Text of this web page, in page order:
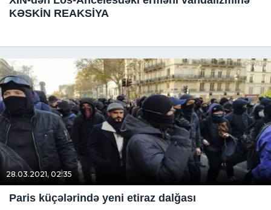
KƏSKİN REAKSİYA
28.03.2021, 02:35
Paris küçələrində yeni etiraz dalğası